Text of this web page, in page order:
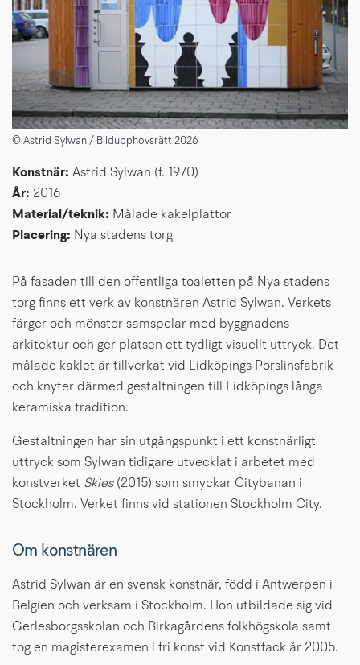
© Astrid Sylwan / Bildupphovsrätt 2026
Konstnär: Astrid Sylwan (f. 1970)
År: 2016
Material/teknik: Målade kakelplattor
Placering: Nya stadens torg
På fasaden till den offentliga toaletten på Nya stadens
torg finns ett verk av konstnären Astrid Sylwan. Verkets
färger och mönster samspelar med byggnadens
arkitektur och ger platsen ett tydligt visuellt uttryck. Det
målade kaklet är tillverkat vid Lidköpings Porslinsfabrik
och knyter därmed gestaltningen till Lidköpings långa
keramiska tradition.
Gestaltningen har sin utgångspunkt i ett konstnärligt
uttryck som Sylwan tidigare utvecklat i arbetet med
konstverket Skies (2015) som smyckar Citybanan i
Stockholm. Verket finns vid stationen Stockholm City.
Om konstnären
Astrid Sylwan är en svensk konstnär, född i Antwerpen i
Belgien och verksam i Stockholm. Hon utbildade sig vid
Gerlesborgsskolan och Birkagårdens folkhögskola samt
tog en magisterexamen i fri konst vid Konstfack år 2005.